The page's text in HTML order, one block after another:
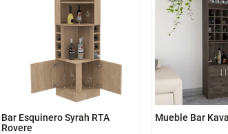
Bar Esquinero Syrah RTA
Rovere
Mueble Bar